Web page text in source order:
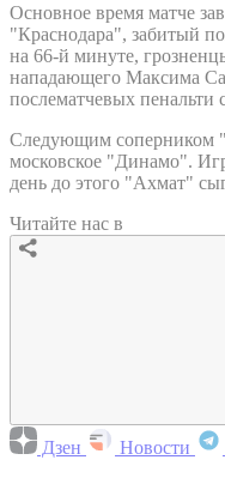
Основное время матче
"Краснодара", забитый
на 66-й минуте,
нападающего Максима
послематчевых
Следующим соперником
московское "Динамо".
день до этого "Ахмат"
Читайте нас в
Дзен Новости